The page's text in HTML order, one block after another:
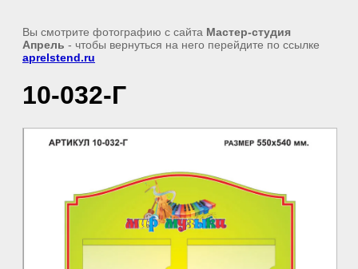
Вы смотрите фотографию с сайта Мастер-студия
Апрель - чтобы вернуться на него перейдите по ссылке
aprelstend.ru
10-032-Г